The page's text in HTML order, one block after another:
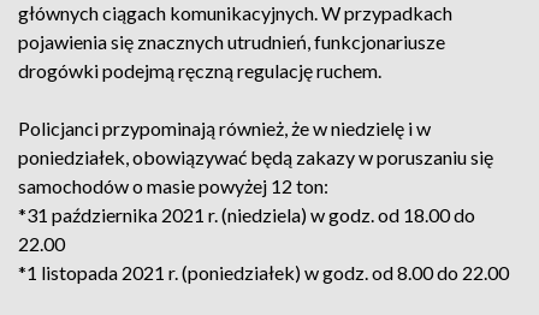
głównych ciągach komunikacyjnych. W przypadkach
pojawienia się znacznych utrudnień, funkcjonariusze
drogówki podejmą ręczną regulację ruchem.
Policjanci przypominają również, że w niedzielę i w
poniedziałek, obowiązywać będą zakazy w poruszaniu się
samochodów o masie powyżej 12 ton:
*31 października 2021 r. (niedziela) w godz. od 18.00 do
22.00
*1 listopada 2021 r. (poniedziałek) w godz. od 8.00 do 22.00